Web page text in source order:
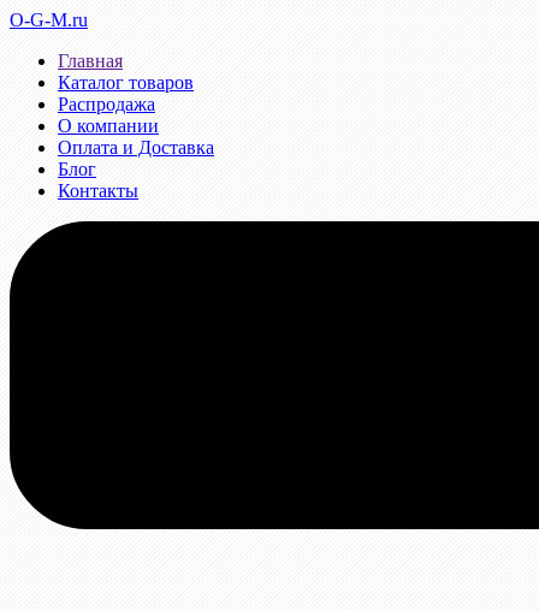
O-G-M.ru
Главная
Каталог товаров
Распродажа
О компании
Оплата и Доставка
Блог
Контакты